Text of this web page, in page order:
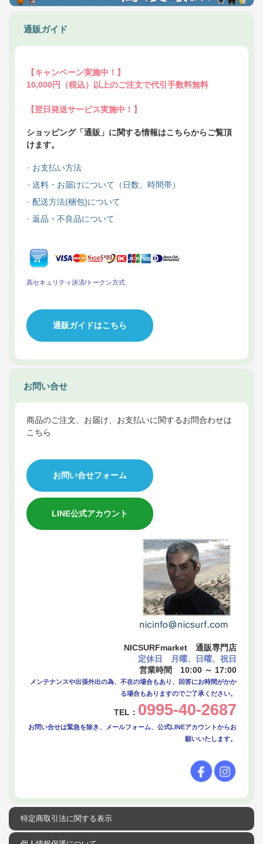
通販ガイド
【キャンペーン実施中！】
10,000円（税込）以上のご注文で代引手数料無料
【翌日発送サービス実施中！】
ショッピング「通販」に関する情報はこちらからご覧頂
けます。
お支払い方法
送料・お届けについて（日数、時間帯）
配送方法(梱包)について
返品・不良品について
高セキュリティ決済/トークン方式
通販ガイドはこちら
お問い合せ
商品のご注文、お届け、お支払いに関するお問合わせは
こちら
お問い合せフォーム
LINE公式アカウント
NICSURFmarket 通販専門店
定休日 月曜、日曜、祝日
営業時間 10:00 ～ 17:00
メンテナンスや出張外出の為、不在の場合もあり、回答にお時間がかか
る場合もありますのでご了承ください。
TEL： 0995-40-2687
お問い合せは緊急を除き、メールフォーム、公式LINEアカウントからお
願いいたします。
特定商取引法に関する表示